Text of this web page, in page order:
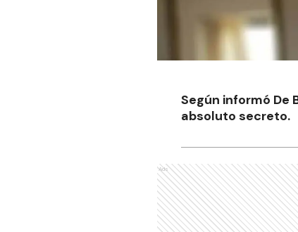
Según informó De
absoluto secreto.
Ads